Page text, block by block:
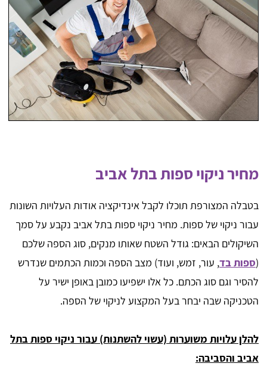
מחיר ניקוי ספות בתל אביב
בטבלה המצורפת תוכלו לקבל אינדיקציה אודות העלויות השונות
עבור ניקוי של ספות. מחיר ניקוי ספות בתל אביב נקבע על סמך
השיקולים הבאים: גודל השטח שאותו מנקים, סוג הספה שלכם
(ספות בד, עור, זמש, ועוד) מצב הספה וכמות הכתמים שנדרש
להסיר וגם סוג הכתם. כל אלו ישפיעו כמובן באופן ישיר על
הטכניקה שבה יבחר בעל המקצוע לניקוי של הספה.
להלן עלויות משוערות (עשוי להשתנות) עבור ניקוי ספות בתל
אביב והסביבה: